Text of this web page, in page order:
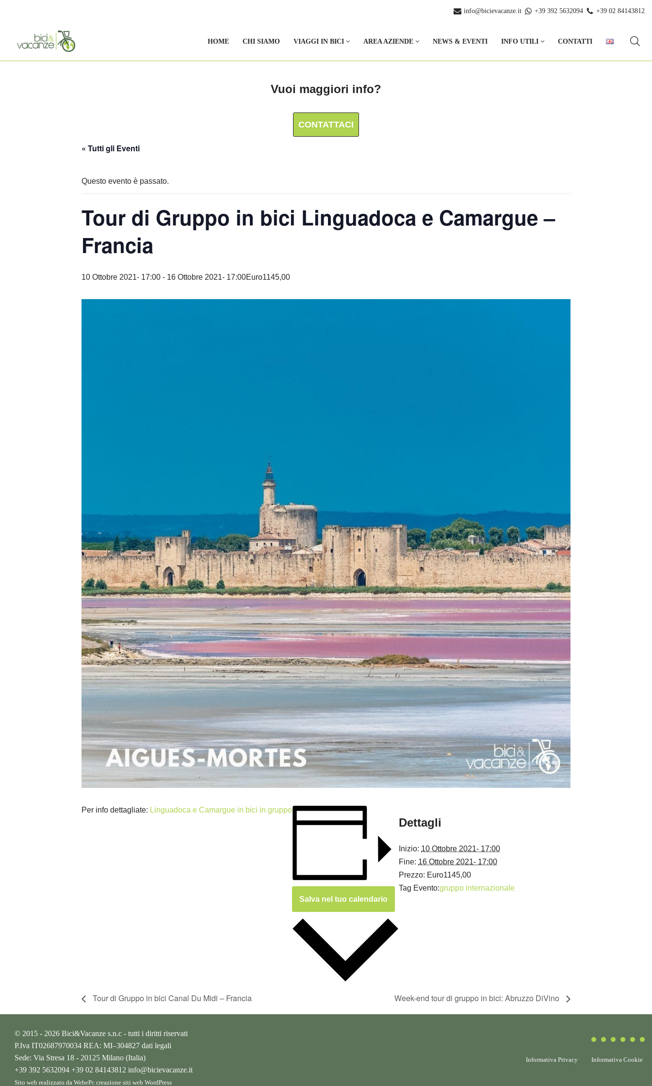
info@bicievacanze.it +39 392 5632094 +39 02 84143812
HOME CHI SIAMO VIAGGI IN BICI AREA AZIENDE NEWS & EVENTI INFO UTILI CONTATTI
Vuoi maggiori info?
CONTATTACI
« Tutti gli Eventi
Questo evento è passato.
Tour di Gruppo in bici Linguadoca e Camargue –
Francia
10 Ottobre 2021- 17:00 - 16 Ottobre 2021- 17:00Euro1145,00
Per info dettagliate: Linguadoca e Camargue in bici in gruppo
Salva nel tuo calendario
Dettagli
Inizio: 10 Ottobre 2021- 17:00
Fine: 16 Ottobre 2021- 17:00
Prezzo: Euro1145,00
Tag Evento:gruppo internazionale
Tour di Gruppo in bici Canal Du Midi – Francia Week-end tour di gruppo in bici: Abruzzo DiVino
© 2015 - 2026 Bici&Vacanze s.n.c - tutti i diritti riservati
P.Iva IT02687970034 REA: MI–304827 dati legali
Sede: Via Stresa 18 - 20125 Milano (Italia)
+39 392 5632094 +39 02 84143812 info@bicievacanze.it
Sito web realizzato da WebePc creazione siti web WordPress
Informativa Privacy Informativa Cookie